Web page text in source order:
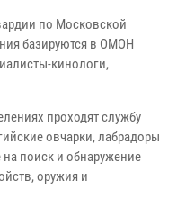
по Московской
базируются в ОМОН
кинологи,
проходят службу
овчарки, лабрадоры
поиск и обнаружение
оружия и